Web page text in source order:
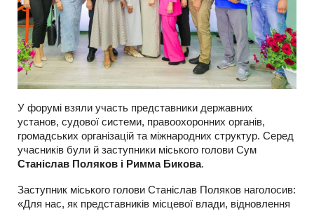
У форумі взяли участь представники державних
установ, судової системи, правоохоронних органів,
громадських організацій та міжнародних структур. Серед
учасників були й заступники міського голови Сум
Станіслав Поляков і Римма Бикова.
Заступник міського голови Станіслав Поляков наголосив:
«Для нас, як представників місцевої влади, відновлення